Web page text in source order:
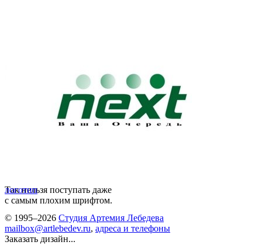
Так нельзя поступать даже
с самым плохим шрифтом.
логотип
© 1995–2026 Студия Артемия Лебедева
mailbox@artlebedev.ru, адреса и телефоны
Заказать дизайн...